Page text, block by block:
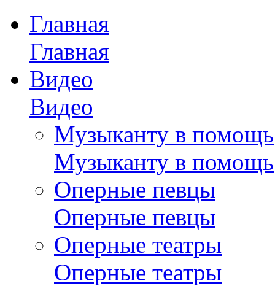
Главная
Главная
Видео
Видео
Музыканту в помощь
Музыканту в помощь
Оперные певцы
Оперные певцы
Оперные театры
Оперные театры